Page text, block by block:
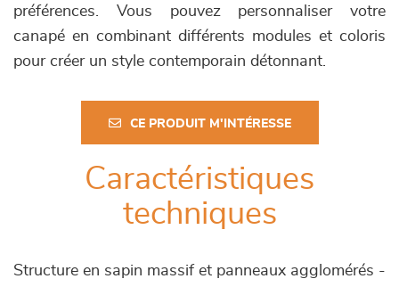
préférences. Vous pouvez personnaliser votre
canapé en combinant différents modules et coloris
pour créer un style contemporain détonnant.
CE PRODUIT M'INTÉRESSE
Caractéristiques
techniques
Structure en sapin massif et panneaux agglomérés -